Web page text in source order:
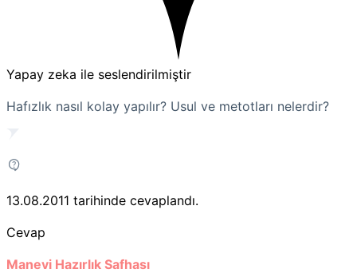
Yapay zeka ile seslendirilmiştir
Hafızlık nasıl kolay yapılır? Usul ve metotları nelerdir?
13.08.2011 tarihinde cevaplandı.
Cevap
Manevi Hazırlık Safhası